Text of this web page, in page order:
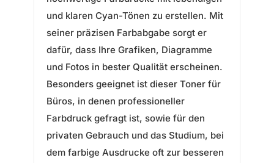
und klaren Cyan-Tönen zu erstellen. Mit
seiner präzisen Farbabgabe sorgt er
dafür, dass Ihre Grafiken, Diagramme
und Fotos in bester Qualität erscheinen.
Besonders geeignet ist dieser Toner für
Büros, in denen professioneller
Farbdruck gefragt ist, sowie für den
privaten Gebrauch und das Studium, bei
dem farbige Ausdrucke oft zur besseren